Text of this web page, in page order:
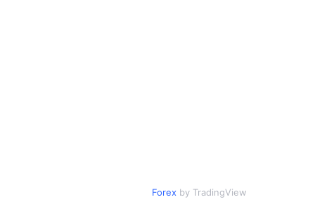
Forexby TradingView